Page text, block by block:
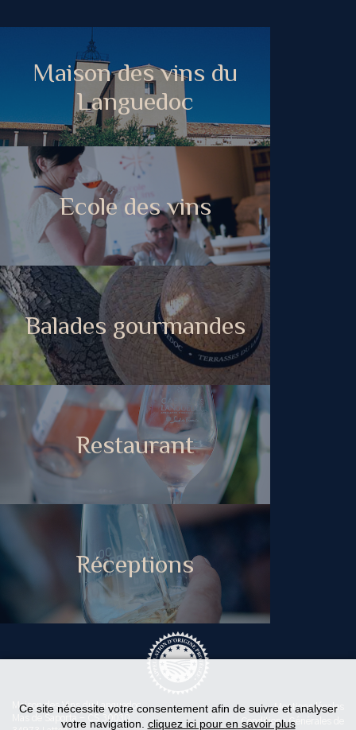
Maison des vins du
Languedoc
Ecole des vins
Balades gourmandes
Restaurant
Réceptions
Maison des Vins du Languedoc
Mas de Saporta - CS 30030
Mentions légales
Conditions Générales de
Ce site nécessite votre consentement afin de suivre et analyser
votre navigation. cliquez ici pour en savoir plus